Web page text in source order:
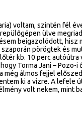
voltam, szintén fél
ülve
beigazolódott, hisz
pörögtek és
kb. 10 perc
Torma Jani – Pozo-
még álmos fejjel
ki a vízre. A
volt nekem,